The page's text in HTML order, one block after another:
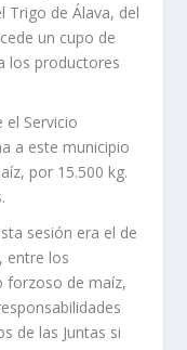
Trigo de Álava, del
un cupo de
los productores
el Servicio
a este municipio
por 15.500 kg.
sesión era el de
entre los
forzoso de maíz,
de las Juntas si